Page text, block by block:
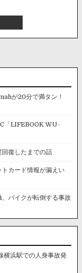
が20分で満タン！
「LIFEBOOK WU-
回復したまでの話
トカード情報が漏えい
、バイクが転倒する事故
横浜駅での人身事故発